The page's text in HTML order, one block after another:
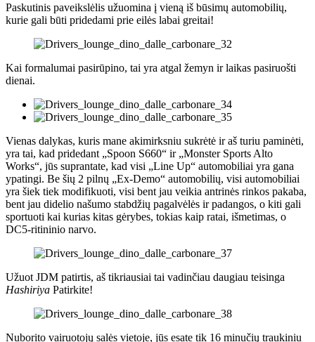
Paskutinis paveikslėlis užuomina į vieną iš būsimų automobilių,
kurie gali būti pridedami prie eilės labai greitai!
Kai formalumai pasirūpino, tai yra atgal žemyn ir laikas pasiruošti
dienai.
Vienas dalykas, kuris mane akimirksniu sukrėtė ir aš turiu paminėti,
yra tai, kad pridedant „Spoon S660“ ir „Monster Sports Alto
Works“, jūs suprantate, kad visi „Line Up“ automobiliai yra gana
ypatingi. Be šių 2 pilnų „Ex-Demo“ automobilių, visi automobiliai
yra šiek tiek modifikuoti, visi bent jau veikia antrinės rinkos pakaba,
bent jau didelio našumo stabdžių pagalvėlės ir padangos, o kiti gali
sportuoti kai kurias kitas gėrybes, tokias kaip ratai, išmetimas, o
DC5-ritininio narvo.
Užuot JDM patirtis, aš tikriausiai tai vadinčiau daugiau teisinga
Hashiriya Patirkite!
Nuborito vairuotojų salės vietoje, jūs esate tik 16 minučių traukiniu